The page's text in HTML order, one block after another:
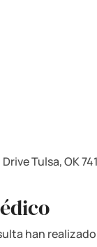
Tulsa, OK
han